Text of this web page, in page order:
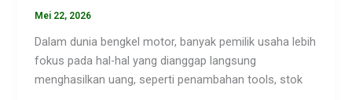
Mei 22, 2026
Dalam dunia bengkel motor, banyak pemilik usaha lebih
fokus pada hal-hal yang dianggap langsung
menghasilkan uang, seperti penambahan tools, stok